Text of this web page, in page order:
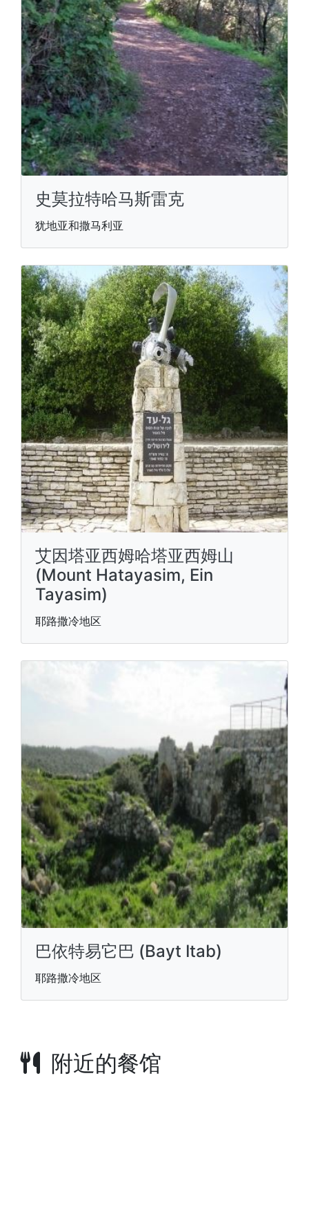
史莫拉特哈马斯雷克
犹地亚和撒马利亚
艾因塔亚西姆哈塔亚西姆山
(Mount Hatayasim, Ein
Tayasim)
耶路撒冷地区
巴依特易它巴 (Bayt Itab)
耶路撒冷地区
附近的餐馆